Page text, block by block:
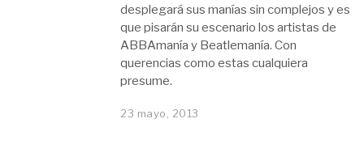
desplegará sus manías sin complejos y es
que pisarán su escenario los artistas de
ABBAmanía y Beatlemanía. Con
querencias como estas cualquiera
presume.
23 mayo, 2013